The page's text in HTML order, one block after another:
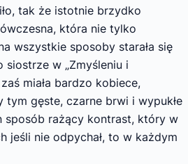
tak że istotnie brzydko
która nie tylko
wszystkie sposoby starała się
siostrze w „Zmyśleniu i
miała bardzo kobiece,
tym gęste, czarne brwi i wypukłe
sposób rażący kontrast, który w
jeśli nie odpychał, to w każdym